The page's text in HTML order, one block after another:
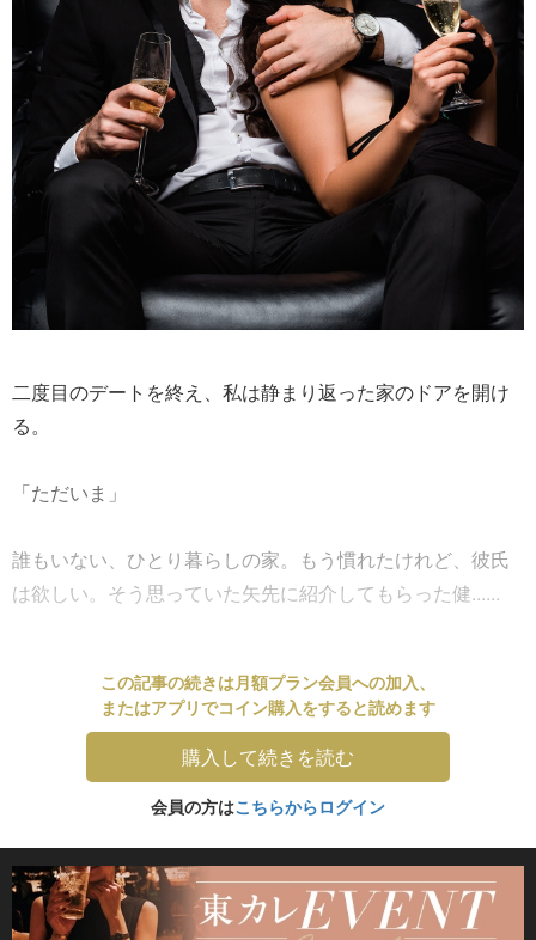
二度目のデートを終え、私は静まり返った家のドアを開け
る。
「ただいま」
誰もいない、ひとり暮らしの家。もう慣れたけれど、彼氏
は欲しい。そう思っていた矢先に紹介してもらった健......
この記事の続きは月額プラン会員への加入、
またはアプリでコイン購入をすると読めます
購入して続きを読む
会員の方はこちらからログイン